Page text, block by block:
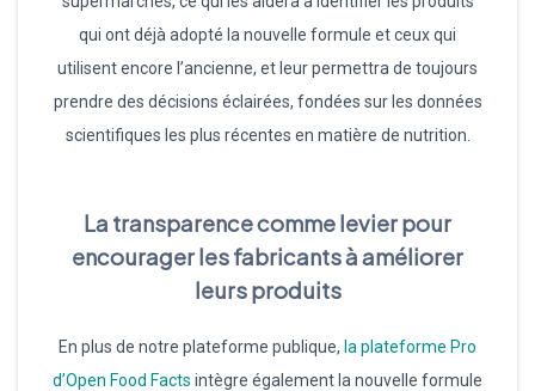
qui ont déjà adopté la nouvelle formule et ceux qui
utilisent encore l’ancienne, et leur permettra de toujours
prendre des décisions éclairées, fondées sur les données
scientifiques les plus récentes en matière de nutrition.
La transparence comme levier pour
encourager les fabricants à améliorer
leurs produits
En plus de notre plateforme publique, la plateforme Pro
d’Open Food Facts intègre également la nouvelle formule